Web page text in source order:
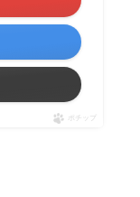
ポチップ